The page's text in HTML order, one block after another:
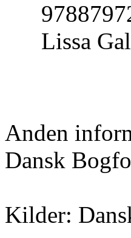
Lissa
Anden
Dansk
Kilder: